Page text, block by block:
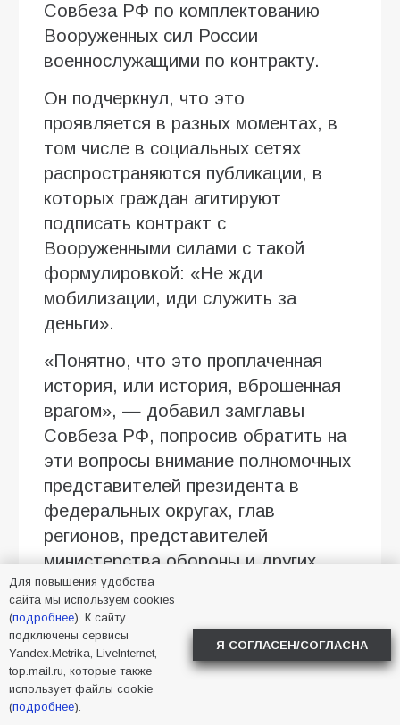
Совбеза РФ по комплектованию
Вооруженных сил России
военнослужащими по контракту.
Он подчеркнул, что это
проявляется в разных моментах, в
том числе в социальных сетях
распространяются публикации, в
которых граждан агитируют
подписать контракт с
Вооруженными силами с такой
формулировкой: «Не жди
мобилизации, иди служить за
деньги».
«Понятно, что это проплаченная
история, или история, вброшенная
врагом», — добавил замглавы
Совбеза РФ, попросив обратить на
эти вопросы внимание полномочных
представителей президента в
федеральных округах, глав
регионов, представителей
министерства обороны и других
ведомств.
«Еще раз специально подчеркну —
в мобилизации нет никакой
необходимости. Это вранье врага,
который сам испытывает дефицит
Для повышения удобства
сайта мы используем cookies
(подробнее). К сайту
подключены сервисы
Yandex.Metrika, LiveInternet,
top.mail.ru, которые также
использует файлы cookie
(подробнее).
Я СОГЛАСЕН/СОГЛАСНА